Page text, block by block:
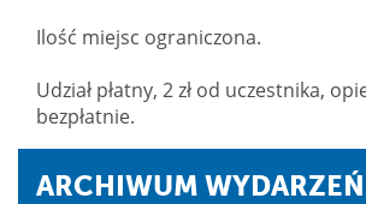
Ilość miejsc ograniczona.
Udział płatny, 2 zł od uczestnika,
bezpłatnie.
ARCHIWUM